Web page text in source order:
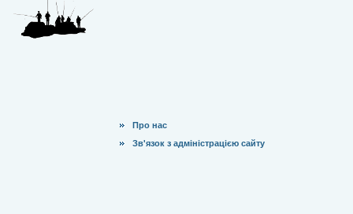
Про нас
Зв'язок з адміністрацією сайту